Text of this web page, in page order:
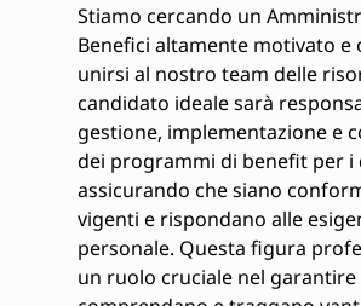
Stiamo cercando un
Benefici altamente motivato e
unirsi al nostro team delle
candidato ideale sarà
gestione, implementazione e
dei programmi di benefit per i
assicurando che siano
vigenti e rispondano alle
personale. Questa figura
un ruolo cruciale nel